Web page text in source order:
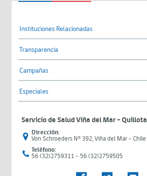
Instituciones Relacionadas
Transparencia
Campañas
Especiales
Servicio de Salud Viña del Mar – Quillota
Dirección:
Von Schroeders N° 392, Viña del Mar - Chile
Teléfono:
56 (32)2759311 - 56 (32)2759505